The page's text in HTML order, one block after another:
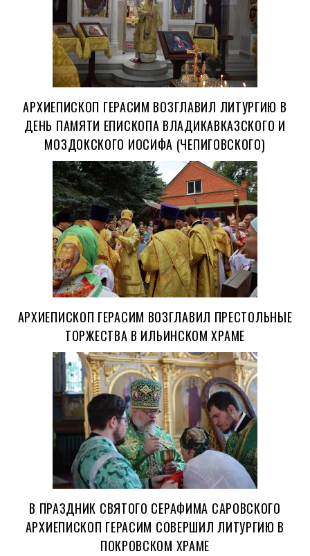
АРХИЕПИСКОП ГЕРАСИМ ВОЗГЛАВИЛ ЛИТУРГИЮ В
ДЕНЬ ПАМЯТИ ЕПИСКОПА ВЛАДИКАВКАЗСКОГО И
МОЗДОКСКОГО ИОСИФА (ЧЕПИГОВСКОГО)
АРХИЕПИСКОП ГЕРАСИМ ВОЗГЛАВИЛ ПРЕСТОЛЬНЫЕ
ТОРЖЕСТВА В ИЛЬИНСКОМ ХРАМЕ
В ПРАЗДНИК СВЯТОГО СЕРАФИМА САРОВСКОГО
АРХИЕПИСКОП ГЕРАСИМ СОВЕРШИЛ ЛИТУРГИЮ В
ПОКРОВСКОМ ХРАМЕ